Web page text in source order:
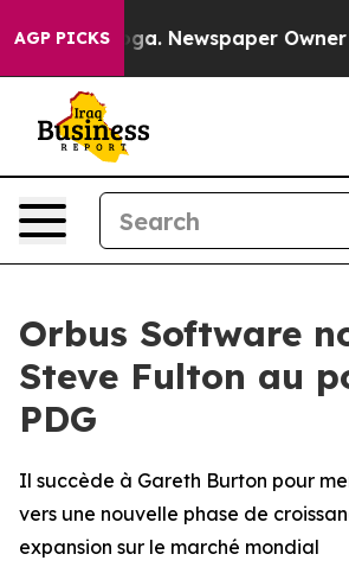
AGP PICKS Newspaper Owner
Orbus Software
Steve Fulton au
PDG
Il succède à Gareth Burton pour
vers une nouvelle phase de
expansion sur le marché mondial